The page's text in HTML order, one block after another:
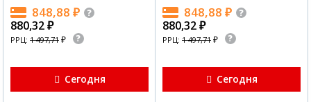
848,88 ₽
880,32₽
РРЦ: 1 497,71 ₽
Сегодня
848,88 ₽
880,32₽
РРЦ: 1 497,71 ₽
Сегодня